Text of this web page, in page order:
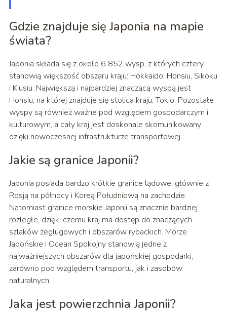
Gdzie znajduje się Japonia na mapie
świata?
Japonia składa się z około 6 852 wysp, z których cztery
stanowią większość obszaru kraju: Hokkaido, Honsiu, Sikoku
i Kiusiu. Największą i najbardziej znaczącą wyspą jest
Honsiu, na której znajduje się stolica kraju, Tokio. Pozostałe
wyspy są również ważne pod względem gospodarczym i
kulturowym, a cały kraj jest doskonale skomunikowany
dzięki nowoczesnej infrastrukturze transportowej.
Jakie są granice Japonii?
Japonia posiada bardzo krótkie granice lądowe, głównie z
Rosją na północy i Koreą Południową na zachodzie.
Natomiast granice morskie Japonii są znacznie bardziej
rozległe, dzięki czemu kraj ma dostęp do znaczących
szlaków żeglugowych i obszarów rybackich. Morze
Japońskie i Ocean Spokojny stanowią jedne z
najważniejszych obszarów dla japońskiej gospodarki,
zarówno pod względem transportu, jak i zasobów
naturalnych.
Jaka jest powierzchnia Japonii?